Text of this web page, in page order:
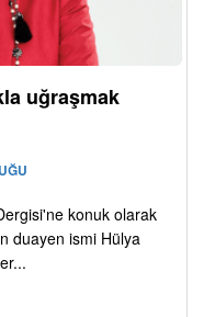
uğraşmak
konuk olarak
duayen ismi Hülya